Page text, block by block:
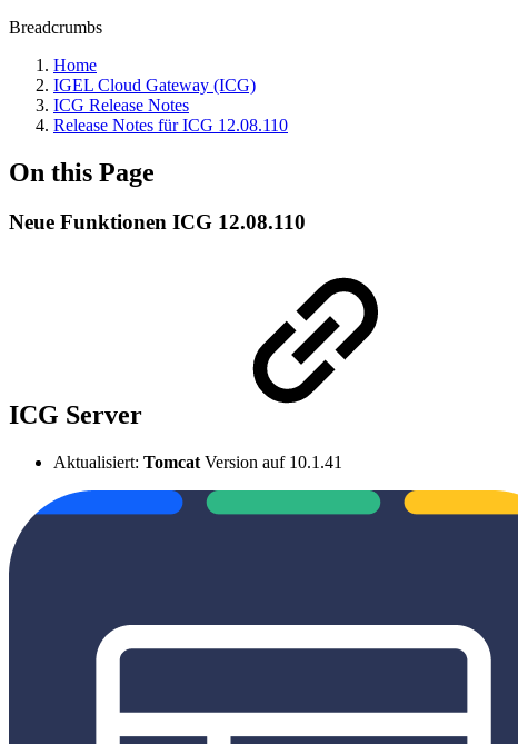
Breadcrumbs
Home
IGEL Cloud Gateway (ICG)
ICG Release Notes
Release Notes für ICG 12.08.110
On this Page
Neue Funktionen ICG 12.08.110
ICG Server
Aktualisiert: Tomcat Version auf 10.1.41